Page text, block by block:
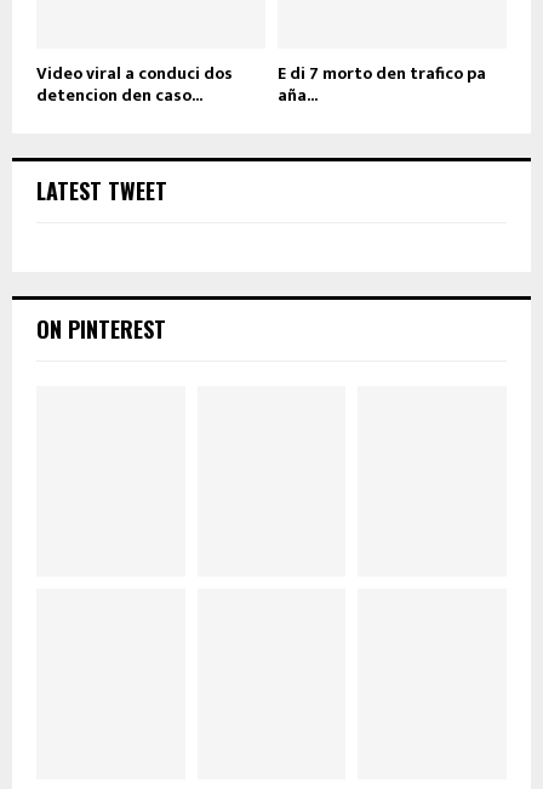
Video viral a conduci dos
detencion den caso...
E di 7 morto den trafico pa
aña...
LATEST TWEET
ON PINTEREST